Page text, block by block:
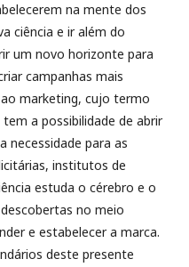
na mente dos
ciência e ir além do
um novo horizonte para
campanhas mais
marketing, cujo termo
tem a possibilidade de abrir
necessidade para as
institutos de
estuda o cérebro e o
no meio
e estabelecer a marca.
deste presente